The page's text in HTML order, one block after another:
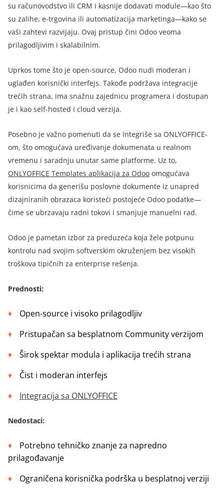
su računovodstvo ili CRM i kasnije dodavati module—kao što
su zalihe, e-trgovina ili automatizacija marketinga—kako se
vaši zahtevi razvijaju. Ovaj pristup čini Odoo veoma
prilagodljivim i skalabilnim.
Uprkos tome što je open-source, Odoo nudi moderan i
uglađen korisnički interfejs. Takođe podržava integracije
trećih strana, ima snažnu zajednicu programera i dostupan
je i kao self-hosted i cloud verzija.
Posebno je važno pomenuti da se integriše sa ONLYOFFICE-
om, što omogućava uređivanje dokumenata u realnom
vremenu i saradnju unutar same platforme. Uz to,
ONLYOFFICE Templates aplikacija za Odoo omogućava
korisnicima da generišu poslovne dokumente iz unapred
dizajniranih obrazaca koristeći postojeće Odoo podatke—
čime se ubrzavaju radni tokovi i smanjuje manuelni rad.
Odoo je pametan izbor za preduzeća koja žele potpunu
kontrolu nad svojim softverskim okruženjem bez visokih
troškova tipičnih za enterprise rešenja.
Prednosti:
Open-source i visoko prilagodljiv
Pristupačan sa besplatnom Community verzijom
Širok spektar modula i aplikacija trećih strana
Čist i moderan interfejs
Integracija sa ONLYOFFICE
Nedostaci:
Potrebno tehničko znanje za napredno
prilagođavanje
Ograničena korisnička podrška u besplatnoj verziji